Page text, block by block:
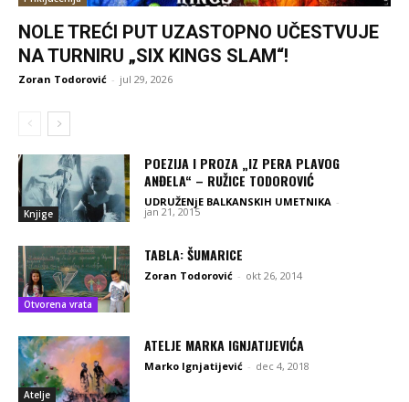
NOLE TREĆI PUT UZASTOPNO UČESTVUJE
NA TURNIRU „SIX KINGS SLAM“!
Zoran Todorović - jul 29, 2026
Knjige
POEZIJA I PROZA „IZ PERA PLAVOG
ANĐELA“ – RUŽICE TODOROVIĆ
UDRUŽENjE BALKANSKIH UMETNIKA -
jan 21, 2015
Otvorena vrata
TABLA: ŠUMARICE
Zoran Todorović - okt 26, 2014
Atelje
ATELJE MARKA IGNJATIJEVIĆA
Marko Ignjatijević - dec 4, 2018